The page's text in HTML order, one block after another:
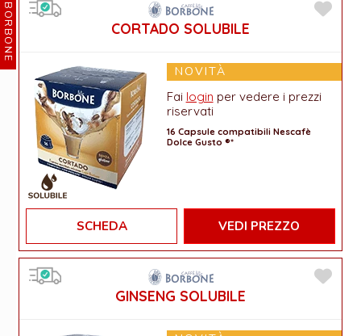
BORBONE CORTADO SOLUBILE
NOVITÀ
Fai login per vedere i prezzi
riservati
16 Capsule compatibili Nescafè
Dolce Gusto ®*
SCHEDA VEDI PREZZO
GINSENG SOLUBILE